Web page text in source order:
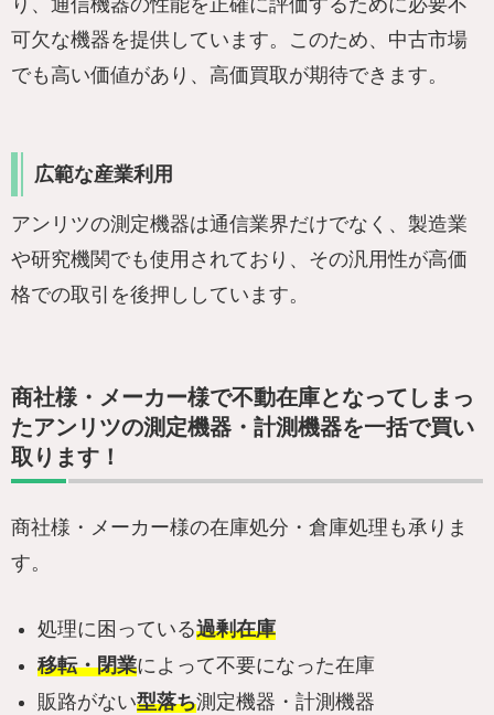
り、通信機器の性能を正確に評価するために必要不
可欠な機器を提供しています。このため、中古市場
でも高い価値があり、高価買取が期待できます。
広範な産業利用
アンリツの測定機器は通信業界だけでなく、製造業
や研究機関でも使用されており、その汎用性が高価
格での取引を後押ししています。
商社様・メーカー様で不動在庫となってしまっ
たアンリツの測定機器・計測機器を一括で買い
取ります！
商社様・メーカー様の在庫処分・倉庫処理も承りま
す。
処理に困っている過剰在庫
移転・閉業によって不要になった在庫
販路がない型落ち測定機器・計測機器